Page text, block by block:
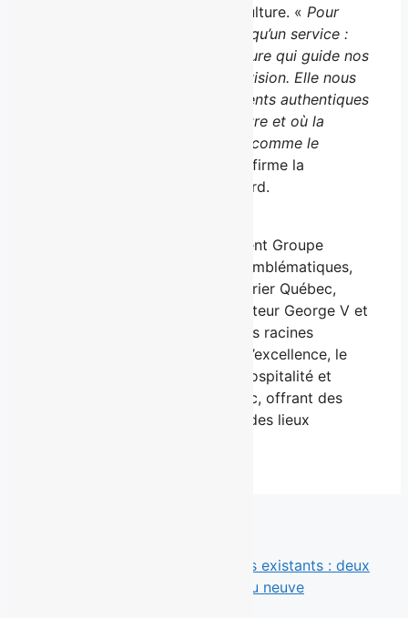
et de l’équité les piliers de sa culture. « Pour
nous, l’hospitalité est bien plus qu’un service :
c’est une façon d’être, une posture qui guide nos
gestes, nos décisions et notre vision. Elle nous
inspire à créer des environnements authentiques
où l’humain est toujours au centre et où la
reconnaissance est considérée comme le
», affirme la
présidente, Aude Lafrance-Girard.
Le Groupe Majorat, anciennement Groupe
Cogirès, regroupe des entités emblématiques,
notamment l’Hôtel Château Laurier Québec,
l’Hôtel Château Bellevue, le Traiteur George V et
Le Croquembouche. Fidèle à ses racines
familiales et à sa passion pour l’excellence, le
Groupe reste un leader dans l’hospitalité et
l’industrie touristique de Québec, offrant des
expériences mémorables dans des lieux